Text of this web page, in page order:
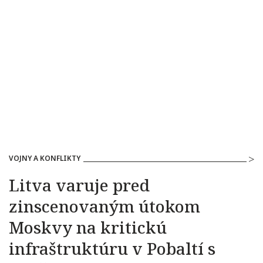
VOJNY A KONFLIKTY
Litva varuje pred
zinscenovaným útokom
Moskvy na kritickú
infraštruktúru v Pobaltí s